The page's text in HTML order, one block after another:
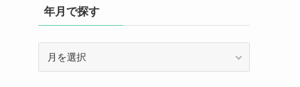
年月で探す